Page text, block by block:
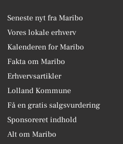
Seneste nyt fra Maribo
Vores lokale erhverv
Kalenderen for Maribo
Fakta om Maribo
Erhvervsartikler
Lolland Kommune
Få en gratis salgsvurdering
Sponsoreret indhold
Alt om Maribo